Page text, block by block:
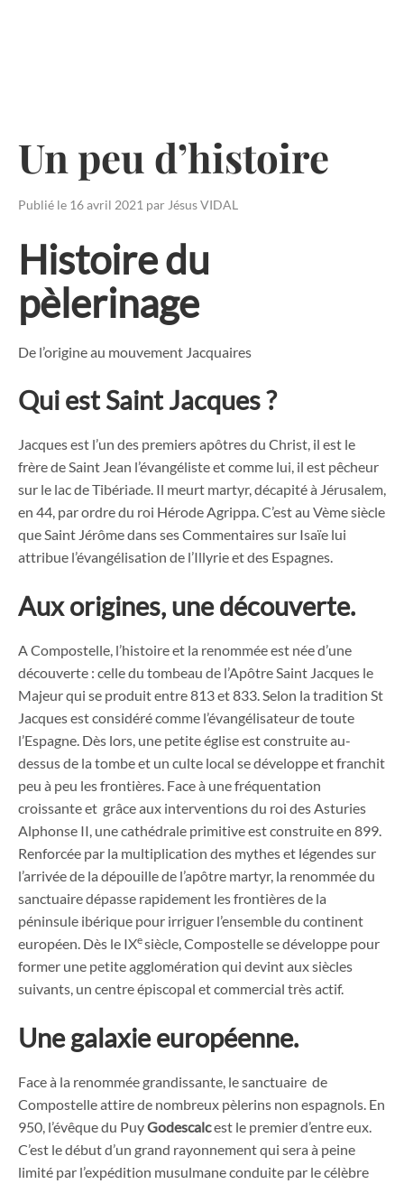
Un peu d’histoire
Publié le 16 avril 2021 par Jésus VIDAL
Histoire du
pèlerinage
De l’origine au mouvement Jacquaires
Qui est Saint Jacques ?
Jacques est l’un des premiers apôtres du Christ, il est le
frère de Saint Jean l’évangéliste et comme lui, il est pêcheur
sur le lac de Tibériade. Il meurt martyr, décapité à Jérusalem,
en 44, par ordre du roi Hérode Agrippa. C’est au Vème siècle
que Saint Jérôme dans ses Commentaires sur Isaïe lui
attribue l’évangélisation de l’Illyrie et des Espagnes.
Aux origines, une découverte.
A Compostelle, l’histoire et la renommée est née d’une
découverte : celle du tombeau de l’Apôtre Saint Jacques le
Majeur qui se produit entre 813 et 833. Selon la tradition St
Jacques est considéré comme l’évangélisateur de toute
l’Espagne. Dès lors, une petite église est construite au-
dessus de la tombe et un culte local se développe et franchit
peu à peu les frontières. Face à une fréquentation
croissante et grâce aux interventions du roi des Asturies
Alphonse II, une cathédrale primitive est construite en 899.
Renforcée par la multiplication des mythes et légendes sur
l’arrivée de la dépouille de l’apôtre martyr, la renommée du
sanctuaire dépasse rapidement les frontières de la
péninsule ibérique pour irriguer l’ensemble du continent
européen. Dès le IXesiècle, Compostelle se développe pour
former une petite agglomération qui devint aux siècles
suivants, un centre épiscopal et commercial très actif.
Une galaxie européenne.
Face à la renommée grandissante, le sanctuaire de
Compostelle attire de nombreux pèlerins non espagnols. En
950, l’évêque du PuyGodescalcest le premier d’entre eux.
C’est le début d’un grand rayonnement qui sera à peine
limité par l’expédition musulmane conduite par le célèbre